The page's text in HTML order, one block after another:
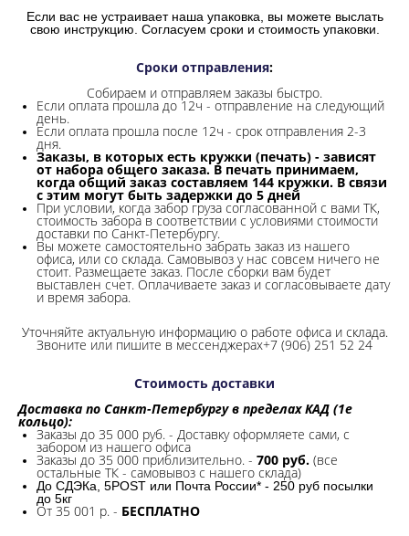
Если вас не устраивает наша упаковка, вы можете выслать
свою инструкцию. Согласуем сроки и стоимость упаковки.
Сроки отправления:
Собираем и отправляем заказы быстро.
Если оплата прошла до 12ч - отправление на следующий
день.
Если оплата прошла после 12ч - срок отправления 2-3
дня.
Заказы, в которых есть кружки (печать) - зависят
от набора общего заказа. В печать принимаем,
когда общий заказ составляем 144 кружки. В связи
с этим могут быть задержки до 5 дней
При условии, когда забор груза согласованной с вами ТК,
стоимость забора в соответствии с условиями стоимости
доставки по Санкт-Петербургу.
Вы можете самостоятельно забрать заказ из нашего
офиса, или со склада. Самовывоз у нас совсем ничего не
стоит. Размещаете заказ. После сборки вам будет
выставлен счет. Оплачиваете заказ и согласовываете дату
и время забора.
Уточняйте актуальную информацию о работе офиса и склада.
Звоните или пишите в мессенджерах+7 (906) 251 52 24
Стоимость доставки
Доставка по Санкт-Петербургу в пределах КАД (1е
кольцо):
Заказы до 35 000 руб. - Доставку оформляете сами, с
забором из нашего офиса
Заказы до 35 000 приблизительно. - 700 руб. (все
остальные ТК - самовывоз с нашего склада)
До СДЭКа, 5POST или Почта России* - 250 руб посылки
до 5кг
От 35 001 р. - БЕСПЛАТНО